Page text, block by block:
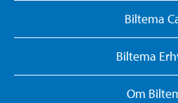
Biltema
Biltema
Om